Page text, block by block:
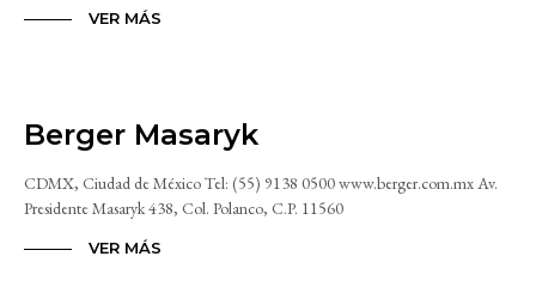
VER MÁS
Berger Masaryk
CDMX, Ciudad de México Tel: (55) 9138 0500 www.berger.com.mx Av.
Presidente Masaryk 438, Col. Polanco, C.P. 11560
VER MÁS